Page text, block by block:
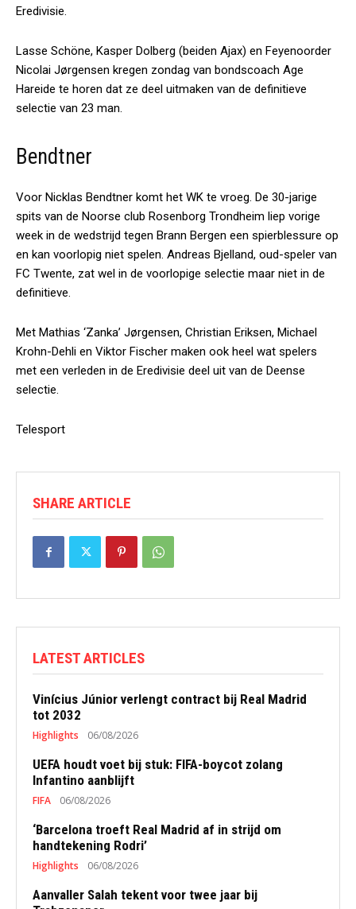
Eredivisie.
Lasse Schöne, Kasper Dolberg (beiden Ajax) en Feyenoorder
Nicolai Jørgensen kregen zondag van bondscoach Age
Hareide te horen dat ze deel uitmaken van de definitieve
selectie van 23 man.
Bendtner
Voor Nicklas Bendtner komt het WK te vroeg. De 30-jarige
spits van de Noorse club Rosenborg Trondheim liep vorige
week in de wedstrijd tegen Brann Bergen een spierblessure op
en kan voorlopig niet spelen. Andreas Bjelland, oud-speler van
FC Twente, zat wel in de voorlopige selectie maar niet in de
definitieve.
Met Mathias ‘Zanka’ Jørgensen, Christian Eriksen, Michael
Krohn-Dehli en Viktor Fischer maken ook heel wat spelers
met een verleden in de Eredivisie deel uit van de Deense
selectie.
Telesport
SHARE ARTICLE
LATEST ARTICLES
Vinícius Júnior verlengt contract bij Real Madrid
tot 2032
Highlights 06/08/2026
UEFA houdt voet bij stuk: FIFA-boycot zolang
Infantino aanblijft
FIFA 06/08/2026
‘Barcelona troeft Real Madrid af in strijd om
handtekening Rodri’
Highlights 06/08/2026
Aanvaller Salah tekent voor twee jaar bij